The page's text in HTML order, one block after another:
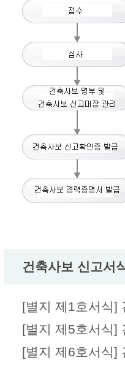
건축사보 신고서
[별지 제1호서식]
[별지 제5호서식]
[별지 제6호서식]